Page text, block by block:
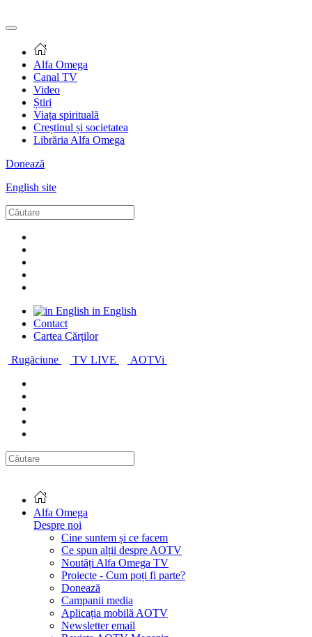
Alfa Omega
Canal TV
Video
Știri
Viața spirituală
Creștinul și societatea
Librăria Alfa Omega
Donează
English site
in English
Contact
Cartea Cărților
Rugăciune
TV LIVE AOTVi
Alfa Omega
Despre noi
Cine suntem și ce facem
Ce spun alții despre AOTV
Noutăți Alfa Omega TV
Proiecte - Cum poți fi parte?
Donează
Campanii media
Aplicația mobilă AOTV
Newsletter email